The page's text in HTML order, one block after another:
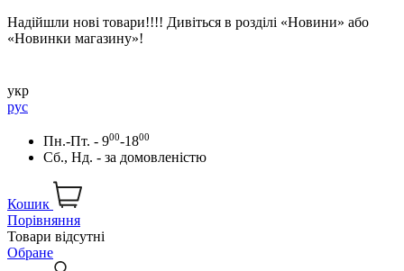
Надійшли нові товари!!!! Дивіться в розділі «Новини» або
«Новинки магазину»!
укр
рус
Пн.-Пт. - 900-1800
Сб., Нд. - за домовленістю
Кошик
Порівняння
Товари відсутні
Обране